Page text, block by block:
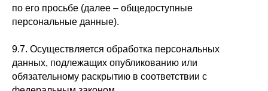
по его просьбе (далее – общедоступные
персональные данные).
9.7. Осуществляется обработка персональных
данных, подлежащих опубликованию или
обязательному раскрытию в соответствии с